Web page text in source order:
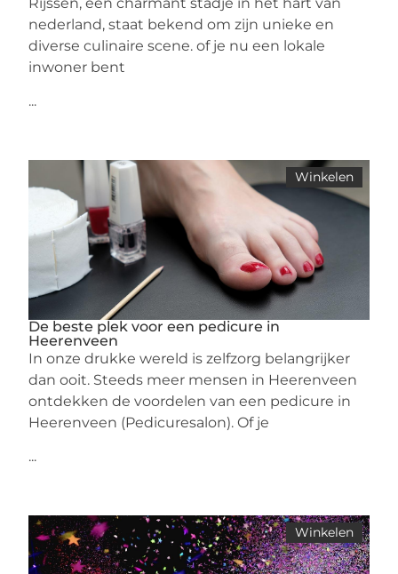
nederland, staat bekend om zijn unieke en
diverse culinaire scene. of je nu een lokale
inwoner bent
...
Winkelen
De beste plek voor een pedicure in
Heerenveen
In onze drukke wereld is zelfzorg belangrijker
dan ooit. Steeds meer mensen in Heerenveen
ontdekken de voordelen van een pedicure in
Heerenveen (Pedicuresalon). Of je
...
Winkelen